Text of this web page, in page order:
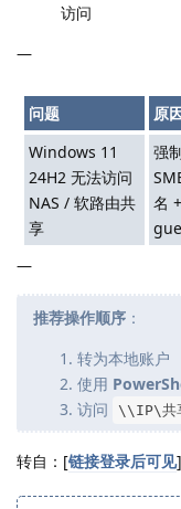
访问
—
问题 原
Windows 11
24H2 无法访问
NAS / 软路由共
享
强
名
—
推荐操作顺序 ：
转为本地账户
使用
访问
\\IP\共
转自：[链接登录后可见]